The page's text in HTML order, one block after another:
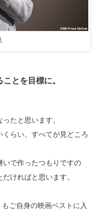
とを目標に。
たと思います。
らい、すべてが見どころ
いで作ったつもりですの
ければと思います。
ご自身の映画ベストに入